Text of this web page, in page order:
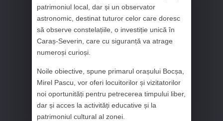
patrimoniul local, dar și un observator
astronomic, destinat tuturor celor care doresc
să observe constelațiile, o investiție unică în
Caraș-Severin, care cu siguranță va atrage
numeroși curioși.
Noile obiective, spune primarul orașului Bocșa,
Mirel Pascu, vor oferi locuitorilor și vizitatorilor
noi oportunități pentru petrecerea timpului liber,
dar și acces la activități educative și la
patrimoniul cultural al zonei.